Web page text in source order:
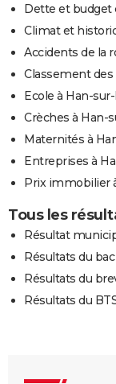
Dette et budget
Climat et
Accidents de la
Classement des
Ecole à Han-
Crèches à Han-
Maternités à
Entreprises à
Prix immobilier
Tous les
Résultat
Résultats du
Résultats du
Résultats du